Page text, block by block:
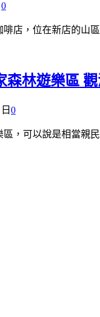
0
店，位在新店的山
森林遊樂區
0
，可以說是相當親